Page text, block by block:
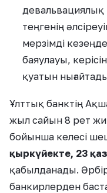
девальвациялық
теңгенің
мерзімді
баяулауы,
қуатын
Ұлттық банктің
жыл сайын 8 рет
бойынша келесі
қыркүйекте, 23
қабылданады.
банкирлерден